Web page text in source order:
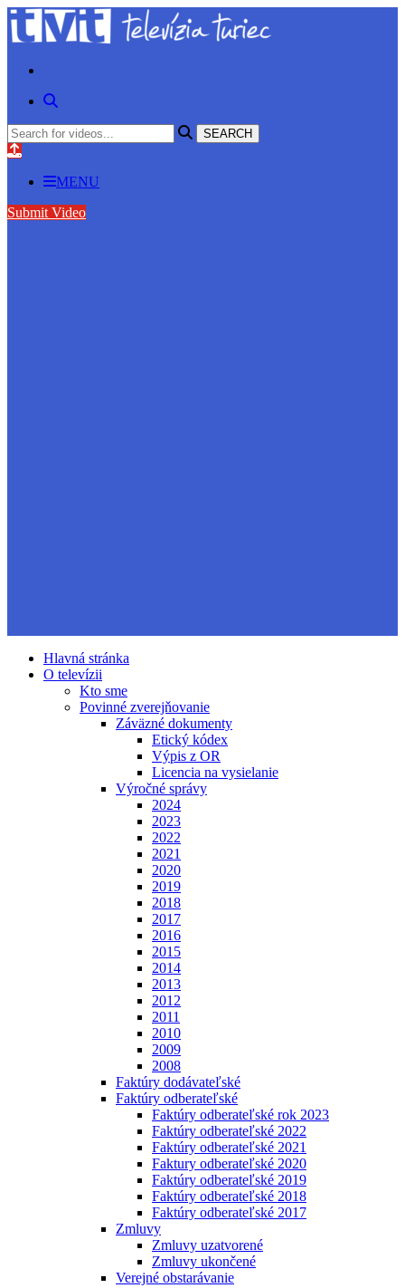
MENU
Submit Video
Hlavná stránka
O televízii
Kto sme
Povinné zverejňovanie
Záväzné dokumenty
Etický kódex
Výpis z OR
Licencia na vysielanie
Výročné správy
2024
2023
2022
2021
2020
2019
2018
2017
2016
2015
2014
2013
2012
2011
2010
2009
2008
Faktúry dodávateľské
Faktúry odberateľské
Faktúry odberateľské rok 2023
Faktúry odberateľské 2022
Faktúry odberateľské 2021
Faktury odberateľské 2020
Faktúry odberateľské 2019
Faktúry odberateľské 2018
Faktúry odberateľské 2017
Zmluvy
Zmluvy uzatvorené
Zmluvy ukončené
Verejné obstarávanie